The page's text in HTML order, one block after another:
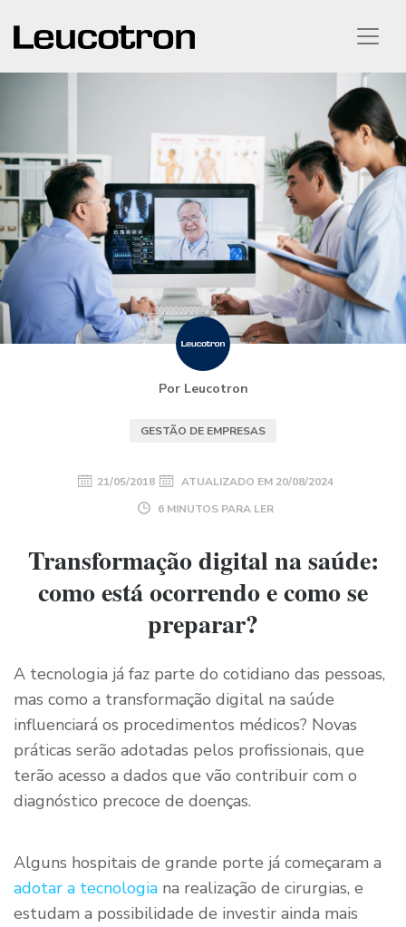
Por Leucotron
GESTÃO DE EMPRESAS
21/05/2018 ATUALIZADO EM 20/08/2024
6 MINUTOS PARA LER
Transformação digital na saúde:
como está ocorrendo e como se
preparar?
A tecnologia já faz parte do cotidiano das pessoas,
mas como a transformação digital na saúde
influenciará os procedimentos médicos? Novas
práticas serão adotadas pelos profissionais, que
terão acesso a dados que vão contribuir com o
diagnóstico precoce de doenças.
Alguns hospitais de grande porte já começaram a
adotar a tecnologia na realização de cirurgias, e
estudam a possibilidade de investir ainda mais